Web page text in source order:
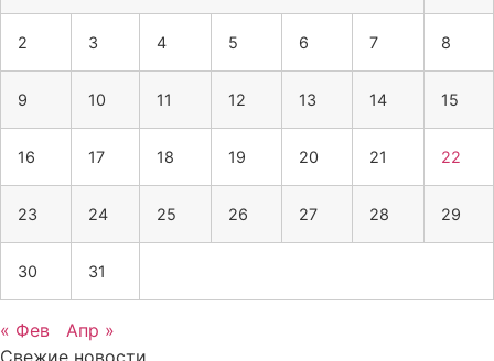
2 3 4 5 6 7 8
9 10 11 12 13 14 15
16 17 18 19 20 21 22
23 24 25 26 27 28 29
30 31
« Фев
Апр »
Свежие новости